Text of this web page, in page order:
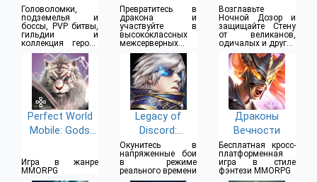
Головоломки,
подземелья и
боссы, PVP битвы,
гильдии и
коллекция героев
и оружия
Превратитесь в
дракона и
участвуйте в
высококлассных
межсерверных
битвах
the Wall
Возглавьте
Ночной Дозор и
защищайте Стену
от великанов,
одичалых и других
врагов
Perfect World
Mobile: Gods
Игра в жанре
MMORPG
Legacy of
Discord:
Яростные
Крылья
Окунитесь в
напряженные бои
в режиме
реального времени
Драконы
Вечности
Бесплатная кросс-
платформенная
игра в стиле
фэнтези MMORPG